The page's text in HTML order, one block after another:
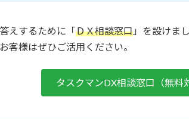
えするために「ＤＸ相談窓口 」を設けま
客様はぜひご活用ください。
タスクマンDX相談窓口（無料